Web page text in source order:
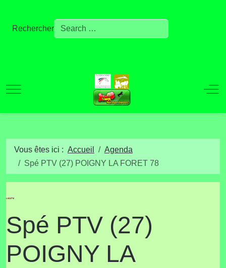
Rechercher
Mobile Menu Toggle Off-
Vous êtes ici : Accueil
Agenda
Spé PTV (27) POIGNY LA FORET 78
Spé PTV (27)
POIGNY LA